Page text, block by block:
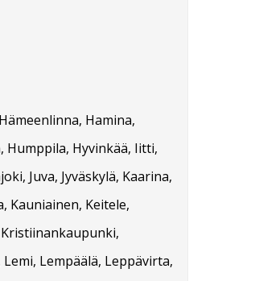
Hamina,
Humppila, Hyvinkää, Iitti,
Juva, Jyväskylä, Kaarina,
Kauniainen, Keitele,
Lempäälä, Leppävirta,